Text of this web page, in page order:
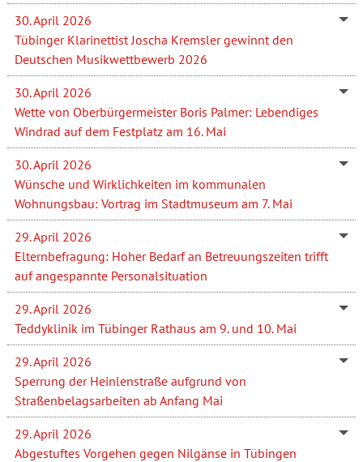
30. April 2026
Tübinger Klarinettist Joscha Kremsler gewinnt den
Deutschen Musikwettbewerb 2026
30. April 2026
Wette von Oberbürgermeister Boris Palmer: Lebendiges
Windrad auf dem Festplatz am 16. Mai
30. April 2026
Wünsche und Wirklichkeiten im kommunalen
Wohnungsbau: Vortrag im Stadtmuseum am 7. Mai
29. April 2026
Elternbefragung: Hoher Bedarf an Betreuungszeiten trifft
auf angespannte Personalsituation
29. April 2026
Teddyklinik im Tübinger Rathaus am 9. und 10. Mai
29. April 2026
Sperrung der Heinlenstraße aufgrund von
Straßenbelagsarbeiten ab Anfang Mai
29. April 2026
Abgestuftes Vorgehen gegen Nilgänse in Tübingen